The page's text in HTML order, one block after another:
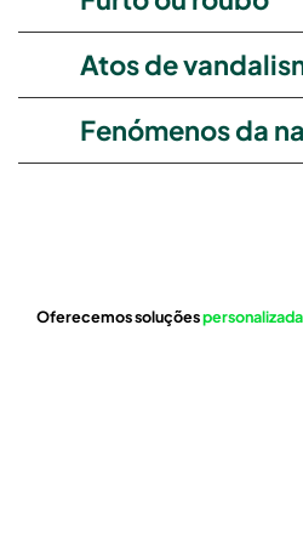
Atos de
Fenómenos da
Oferecemos soluções